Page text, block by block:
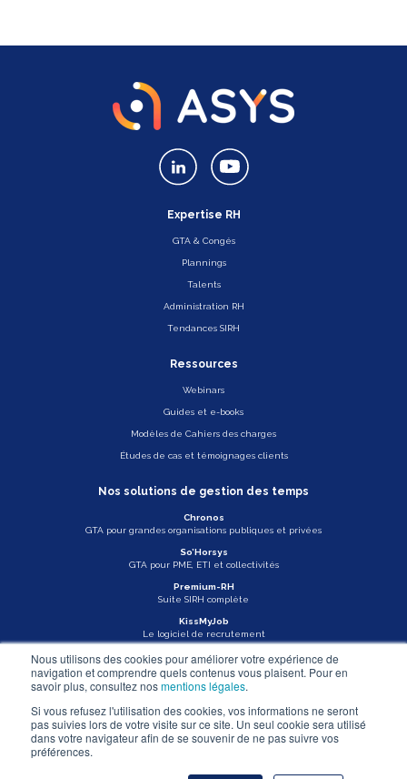
Nous utilisons des cookies pour améliorer votre expérience de
navigation et comprendre quels contenus vous plaisent. Pour en
savoir plus, consultez nosmentions légales.
Si vous refusez l'utilisation des cookies, vos informations ne seront
pas suivies lors de votre visite sur ce site. Un seul cookie sera utilisé
dans votre navigateur afin de se souvenir de ne pas suivre vos
préférences.
Expertise RH
GTA & Congés
Plannings
Talents
Administration RH
Tendances SIRH
Ressources
Webinars
Guides et e-books
Modèles de Cahiers des charges
Études de cas et témoignages clients
Nos solutions de gestion des temps
Chronos
GTA pour grandes organisations publiques et privées
So’Horsys
GTA pour PME, ETI et collectivités
Premium-RH
Suite SIRH complète
KissMyJob
Le logiciel de recrutement
Veille légale
Nous contacter